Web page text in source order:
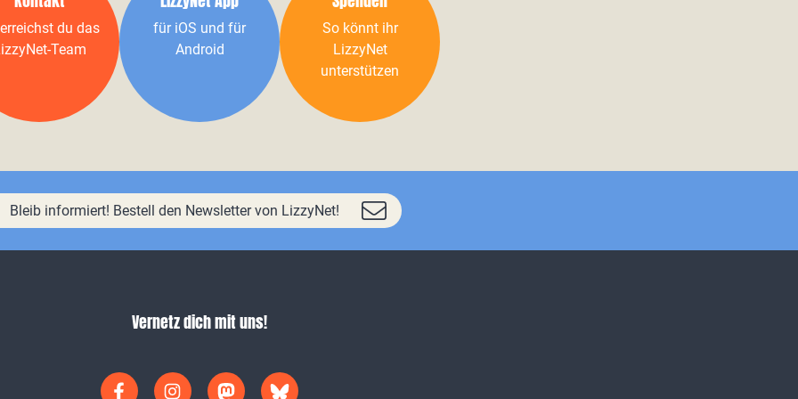
du das
Team
für iOS und für
Android
So könnt ihr
LizzyNet
unterstützen
Bleib informiert! Bestell den Newsletter von LizzyNet!
Vernetz dich mit uns!